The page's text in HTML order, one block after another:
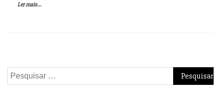
Ler mais...
Pesquisar
por: